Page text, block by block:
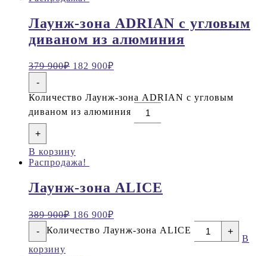
Лаунж-зона ADRIAN с угловым
диваном из алюминия
379 900₽ 182 900₽
-
Количество Лаунж-зона ADRIAN с угловым
диваном из алюминия
+
В корзину
Распродажа!
Лаунж-зона ALICE
389 900₽ 186 900₽
-
Количество Лаунж-зона ALICE +
В
корзину